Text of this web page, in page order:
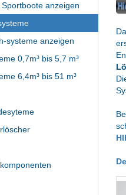
anzeigen
systeme anzeigen
0,7m³ bis 5,7 m³
6,4m³ bis 51 m³